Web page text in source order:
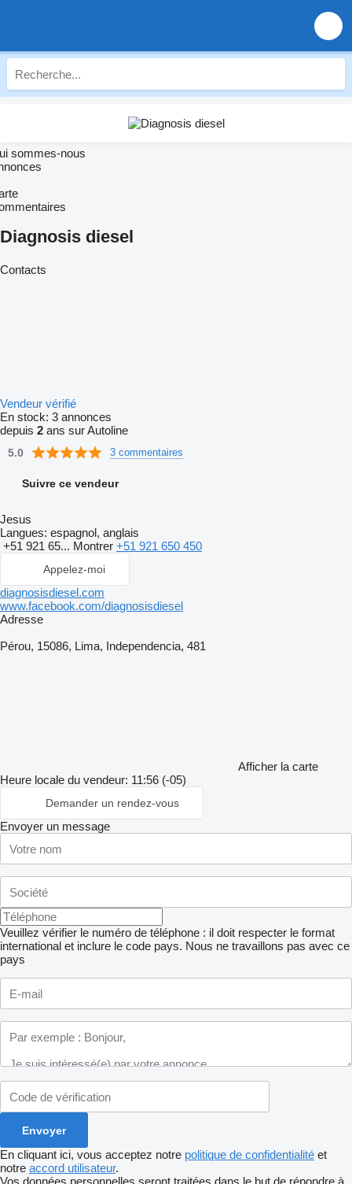
sommes-nous
Diagnosis diesel
Contacts
Vendeur vérifié
En stock: 3 annonces
depuis 2 ans sur Autoline
5.0 3 commentaires
Suivre ce vendeur
Jesus
Langues: espagnol, anglais
+51 921 65... Montrer +51 921 650 450
Appelez-moi
diagnosisdiesel.com
www.facebook.com/diagnosisdiesel
Adresse
Pérou, 15086, Lima, Independencia, 481
Afficher la carte
Heure locale du vendeur: 11:56 (-05)
Demander un rendez-vous
Envoyer un message
Veuillez vérifier le numéro de téléphone : il doit respecter le format
international et inclure le code pays. Nous ne travaillons pas avec ce
pays
En cliquant ici, vous acceptez notre politique de confidentialité et
notre accord utilisateur.
Vos données personnelles seront traitées dans le but de répondre à